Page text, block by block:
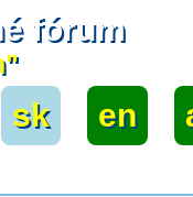
fórum
sk en